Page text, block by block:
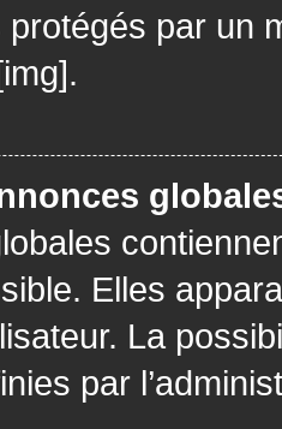
par un
Elles
La
par